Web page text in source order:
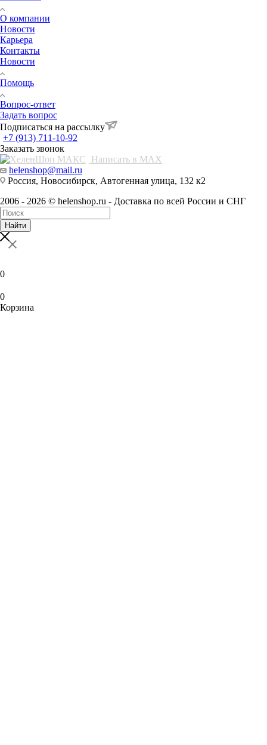
О компании
Новости
Карьера
Контакты
Новости
Помощь
Вопрос-ответ
Задать вопрос
Подписаться на рассылку
+7 (913) 711-10-92
Заказать звонок
Написать в MAX
helenshop@mail.ru
Россия, Новосибирск, Автогенная улица, 132 к2
2006 - 2026 © helenshop.ru - Доставка по всей России и СНГ
Найти
0
0
Корзина